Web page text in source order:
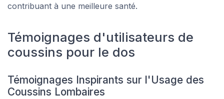
contribuant à une meilleure santé.
Témoignages d'utilisateurs de
coussins pour le dos
Témoignages Inspirants sur l'Usage des
Coussins Lombaires